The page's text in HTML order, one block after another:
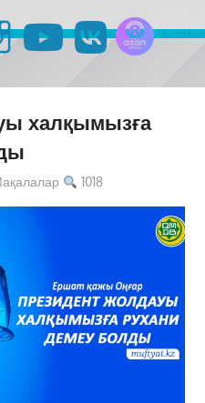
instagramyoutubevk
халқымызға
1018